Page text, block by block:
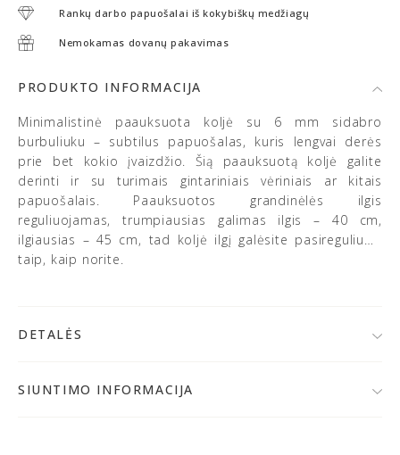
Rankų darbo papuošalai iš kokybiškų medžiagų
Nemokamas dovanų pakavimas
PRODUKTO INFORMACIJA
Minimalistinė paauksuota koljė su 6 mm sidabro
burbuliuku – subtilus papuošalas, kuris lengvai derės
prie bet kokio įvaizdžio. Šią paauksuotą koljė galite
derinti ir su turimais gintariniais vėriniais ar kitais
papuošalais. Paauksuotos grandinėlės ilgis
reguliuojamas, trumpiausias galimas ilgis – 40 cm,
ilgiausias – 45 cm, tad koljė ilgį galėsite pasireguliuoti
taip, kaip norite.
DETALĖS
auksu
SIUNTIMO INFORMACIJA